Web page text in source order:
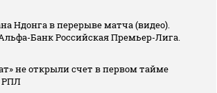
Ндонга в перерыве матча (видео).
Банк Российская Премьер-Лига.
не открыли счет в первом тайме
РПЛ